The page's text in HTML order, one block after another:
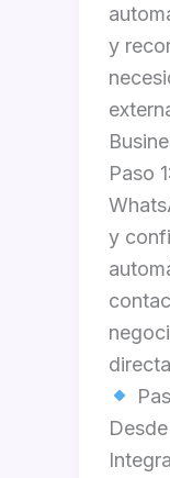
y
Paso
y